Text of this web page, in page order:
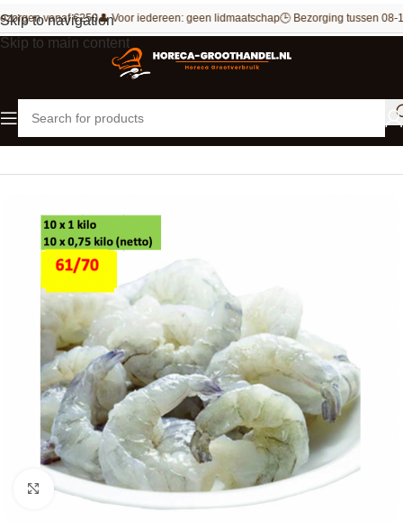
Skip to navigation
Skip to main content
vanaf €250👤 Voor iedereen: geen lidmaatschap🕒 Bezorging tussen 08-
Home Vis
Click to enlarge